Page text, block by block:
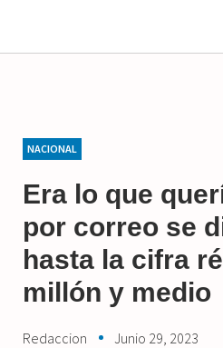
NACIONAL
Era lo que
por correo se
hasta la cifra
millón y medio
Redaccion Junio 29, 2023